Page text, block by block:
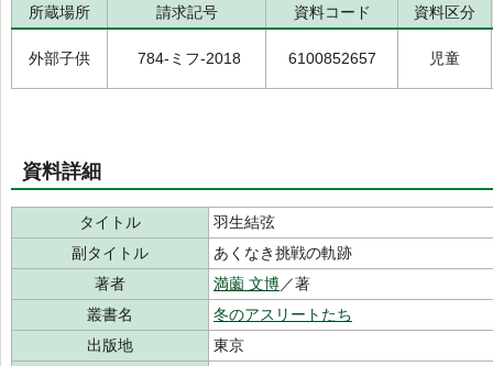
所蔵場所 請求記号 資料コード 資料区分
外部子供 784-ミフ-2018 6100852657 児童
資料詳細
タイトル
羽生結弦
副タイトル
あくなき挑戦の軌跡
著者
満薗 文博／著
叢書名
冬のアスリートたち
出版地
東京